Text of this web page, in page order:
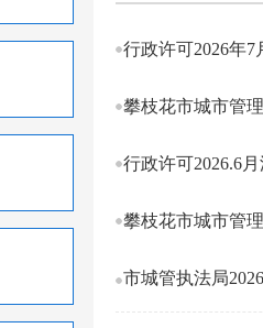
行政许可2026年7
攀枝花市城市管
行政许可2026.6
攀枝花市城市管
市城管执法局